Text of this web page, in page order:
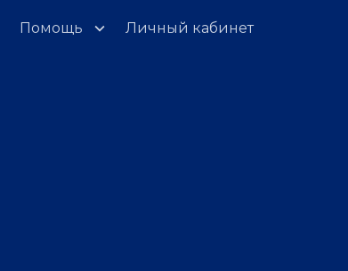
Помощь Личный кабинет